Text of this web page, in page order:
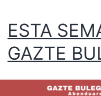
ESTA
GAZTE